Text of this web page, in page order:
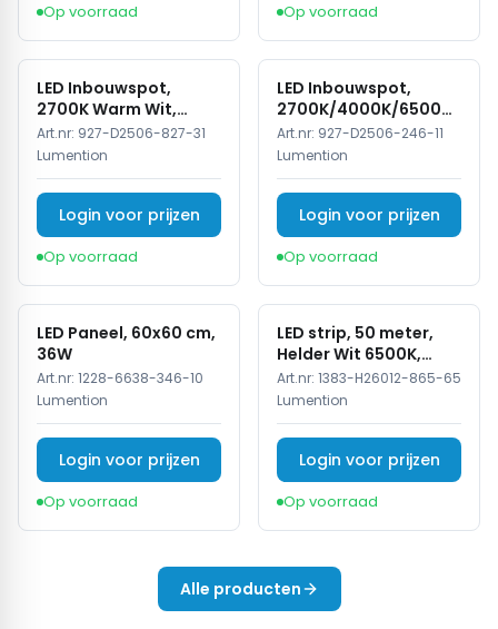
Op voorraad Op voorraad
LED Inbouwspot,
2700K Warm Wit,
Rond, Zwart, Dimbaar,
IP44
Art.nr: 927-D2506-827-31
Lumention
Login voor prijzen
Op voorraad
LED Inbouwspot,
2700K/4000K/6500K,
Dimbaar, Wit, IP44
Art.nr: 927-D2506-246-11
Lumention
Login voor prijzen
Op voorraad
LED Paneel, 60x60 cm,
36W
Art.nr: 1228-6638-346-10
Lumention
Login voor prijzen
Op voorraad
LED strip, 50 meter,
Helder Wit 6500K,
COB, High Voltage,
220V, IP65
Art.nr: 1383-H26012-865-65
Lumention
Login voor prijzen
Op voorraad
Alle producten